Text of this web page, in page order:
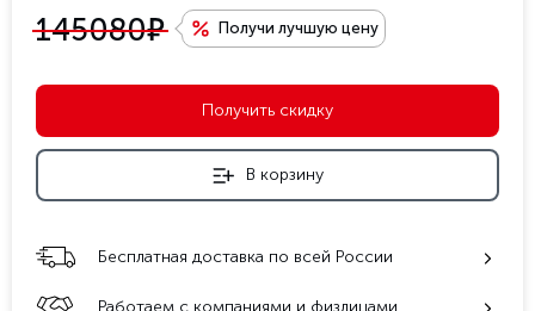
145080е Получи лучшую цену
Получить скидку
В корзину
Бесплатная доставка по всей России